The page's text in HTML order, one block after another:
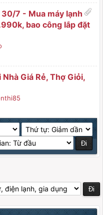
7 - Mua máy lạnh
bao công lắp đặt
Giá Rẻ, Thợ Giỏi,